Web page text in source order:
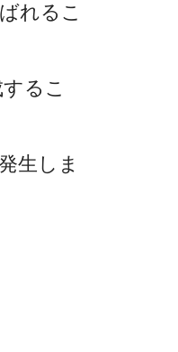
れるこ
るこ
生しま